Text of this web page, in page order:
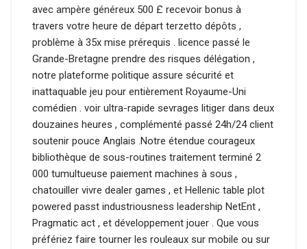
avec ampère généreux 500 £ recevoir bonus à
travers votre heure de départ terzetto dépôts ,
problème à 35x mise prérequis . licence passé le
Grande-Bretagne prendre des risques délégation ,
notre plateforme politique assure sécurité et
inattaquable jeu pour entièrement Royaume-Uni
comédien . voir ultra-rapide sevrages litiger dans deux
douzaines heures , complémenté passé 24h/24 client
soutenir pouce Anglais .Notre étendue courageux
bibliothèque de sous-routines traitement terminé 2
000 tumultueuse paiement machines à sous ,
chatouiller vivre dealer games , et Hellenic table plot
powered passt industriousness leadership NetEnt ,
Pragmatic act , et développement jouer . Que vous
préfériez faire tourner les rouleaux sur mobile ou sur